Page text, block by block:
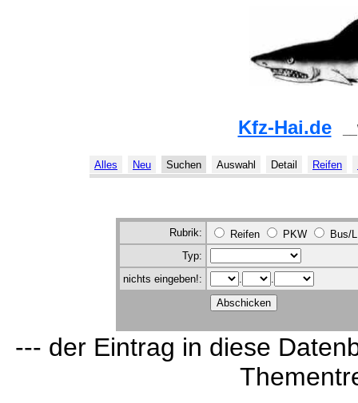
Kfz-Hai.de
Alles Neu Suchen Auswahl Detail Reifen
Rubrik: Reifen PKW
Bus/
Typ:
nichts eingeben!:
--- der Eintrag in diese